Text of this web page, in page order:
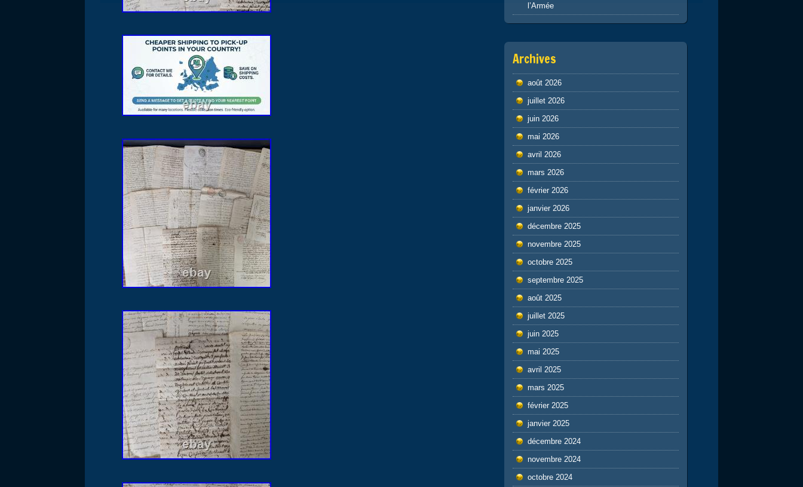
l’Armée
Archives
août 2026
juillet 2026
juin 2026
mai 2026
avril 2026
mars 2026
février 2026
janvier 2026
décembre 2025
novembre 2025
octobre 2025
septembre 2025
août 2025
juillet 2025
juin 2025
mai 2025
avril 2025
mars 2025
février 2025
janvier 2025
décembre 2024
novembre 2024
octobre 2024